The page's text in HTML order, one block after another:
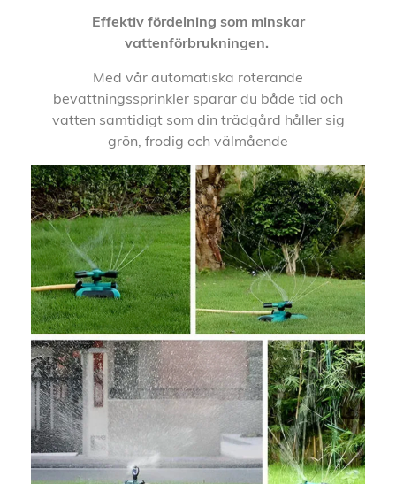
Effektiv fördelning som minskar
vattenförbrukningen.
Med vår automatiska roterande
bevattningssprinkler sparar du både tid och
vatten samtidigt som din trädgård håller sig
grön, frodig och välmående